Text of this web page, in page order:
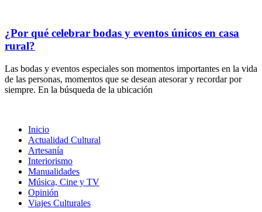
¿Por qué celebrar bodas y eventos únicos en casa
rural?
Las bodas y eventos especiales son momentos importantes en la vida
de las personas, momentos que se desean atesorar y recordar por
siempre. En la búsqueda de la ubicación
Inicio
Actualidad Cultural
Artesanía
Interiorismo
Manualidades
Música, Cine y TV
Opinión
Viajes Culturales